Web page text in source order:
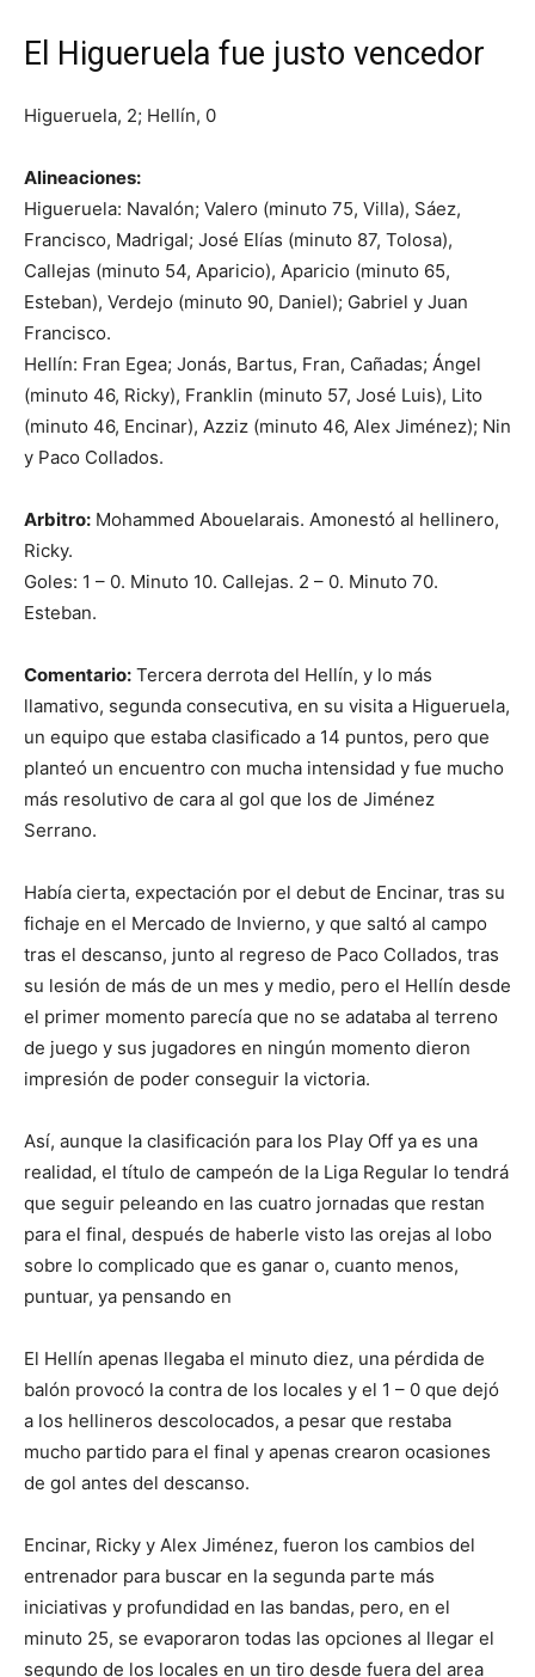
El Higueruela fue justo vencedor
Higueruela, 2; Hellín, 0
Alineaciones:
Higueruela: Navalón; Valero (minuto 75, Villa), Sáez,
Francisco, Madrigal; José Elías (minuto 87, Tolosa),
Callejas (minuto 54, Aparicio), Aparicio (minuto 65,
Esteban), Verdejo (minuto 90, Daniel); Gabriel y Juan
Francisco.
Hellín: Fran Egea; Jonás, Bartus, Fran, Cañadas; Ángel
(minuto 46, Ricky), Franklin (minuto 57, José Luis), Lito
(minuto 46, Encinar), Azziz (minuto 46, Alex Jiménez); Nin
y Paco Collados.
Arbitro: Mohammed Abouelarais. Amonestó al hellinero,
Ricky.
Goles: 1 – 0. Minuto 10. Callejas. 2 – 0. Minuto 70.
Esteban.
Comentario: Tercera derrota del Hellín, y lo más
llamativo, segunda consecutiva, en su visita a Higueruela,
un equipo que estaba clasificado a 14 puntos, pero que
planteó un encuentro con mucha intensidad y fue mucho
más resolutivo de cara al gol que los de Jiménez
Serrano.
Había cierta, expectación por el debut de Encinar, tras su
fichaje en el Mercado de Invierno, y que saltó al campo
tras el descanso, junto al regreso de Paco Collados, tras
su lesión de más de un mes y medio, pero el Hellín desde
el primer momento parecía que no se adataba al terreno
de juego y sus jugadores en ningún momento dieron
impresión de poder conseguir la victoria.
Así, aunque la clasificación para los Play Off ya es una
realidad, el título de campeón de la Liga Regular lo tendrá
que seguir peleando en las cuatro jornadas que restan
para el final, después de haberle visto las orejas al lobo
sobre lo complicado que es ganar o, cuanto menos,
puntuar, ya pensando en
El Hellín apenas llegaba el minuto diez, una pérdida de
balón provocó la contra de los locales y el 1 – 0 que dejó
a los hellineros descolocados, a pesar que restaba
mucho partido para el final y apenas crearon ocasiones
de gol antes del descanso.
Encinar, Ricky y Alex Jiménez, fueron los cambios del
entrenador para buscar en la segunda parte más
iniciativas y profundidad en las bandas, pero, en el
minuto 25, se evaporaron todas las opciones al llegar el
segundo de los locales en un tiro desde fuera del area